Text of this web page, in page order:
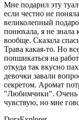
Мне подарил эту
если честно не
великолепный
понюхала, я не знала
вообще. Сказала
Трава какая-то. Но
попшикаться на
откуда так вкусно
девочки завали
секретом. Аромат
"Любимчики". Очень
чувствую, но мне